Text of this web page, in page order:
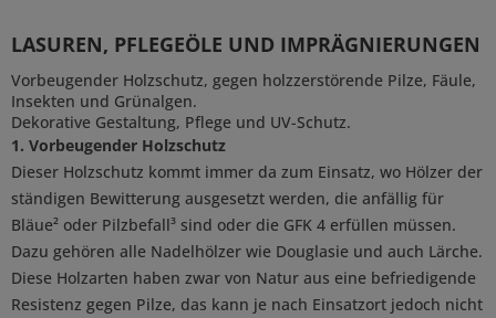
LASUREN, PFLEGEÖLE UND IMPRÄGNIERUNGEN
Vorbeugender Holzschutz, gegen holzzerstörende Pilze, Fäule,
Insekten und Grünalgen.
Dekorative Gestaltung, Pflege und UV-Schutz.
1. Vorbeugender Holzschutz
Dieser Holzschutz kommt immer da zum Einsatz, wo Hölzer der
ständigen Bewitterung ausgesetzt werden, die anfällig für
Bläue² oder Pilzbefall³ sind oder die GFK 4 erfüllen müssen.
Dazu gehören alle Nadelhölzer wie Douglasie und auch Lärche.
Diese Holzarten haben zwar von Natur aus eine befriedigende
Resistenz gegen Pilze, das kann je nach Einsatzort jedoch nicht